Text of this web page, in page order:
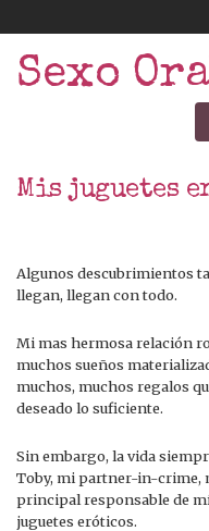
Sexo
Mis juguetes
Algunos descubrimientos
llegan, llegan con todo.
Mi mas hermosa relación
muchos sueños
muchos, muchos regalos
deseado lo suficiente.
Sin embargo, la vida
Toby, mi partner-in-crime,
principal responsable de
juguetes eróticos.